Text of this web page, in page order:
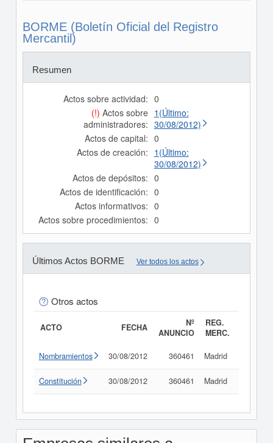
BORME (Boletín Oficial del Registro
Mercantil)
Resumen
Actos sobre actividad: 0
(!) Actos sobre
administradores:
1(Último:
30/08/2012)
Actos de capital: 0
Actos de creación: 1(Último:
30/08/2012)
Actos de depósitos: 0
Actos de identificación: 0
Actos informativos: 0
Actos sobre procedimientos: 0
Últimos Actos BORME Ver todos los actos
Otros actos
ACTO FECHA
Nº
ANUNCIO
REG.
MERC.
Nombramientos 30/08/2012 360461 Madrid
Constitución 30/08/2012 360461 Madrid